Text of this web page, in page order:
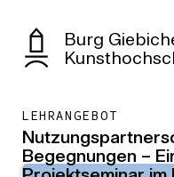
Burg
LEHRANGEBOT
Begegnungen –